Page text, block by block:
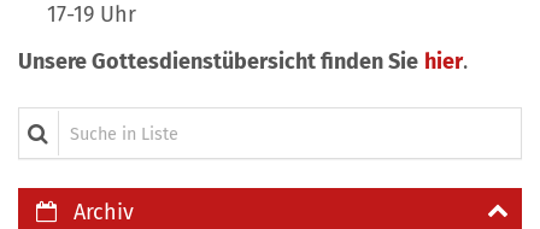
17-19 Uhr
Unsere Gottesdienstübersicht finden Sie hier.
Suche in Liste
Archiv